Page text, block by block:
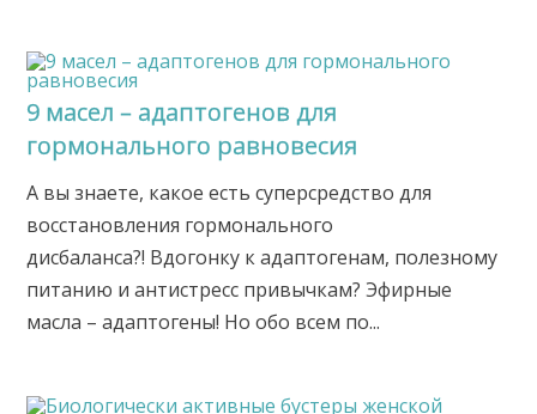
9 масел – адаптогенов для
гормонального равновесия
А вы знаете, какое есть суперсредство для
восстановления гормонального
дисбаланса?! Вдогонку к адаптогенам, полезному
питанию и антистресс привычкам? Эфирные
масла – адаптогены! Но обо всем по...